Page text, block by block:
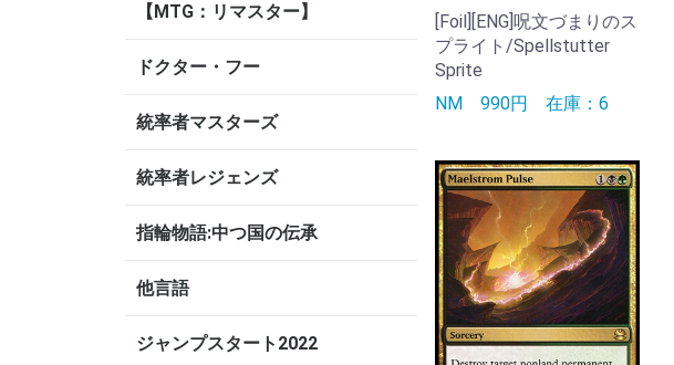
【MTG：リマスター】
ドクター・フー
統率者マスターズ
統率者レジェンズ
指輪物語:中つ国の伝承
他言語
ジャンプスタート2022
[Foil][ENG]呪文づまりのス
プライト/Spellstutter
Sprite
NM 990円 在庫：6